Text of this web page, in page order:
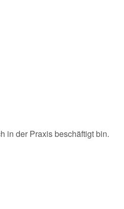
in der Praxis beschäftigt bin.